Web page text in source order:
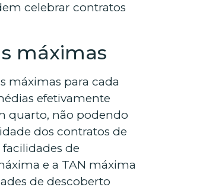
celebrar contratos
máximas
máximas para cada
efetivamente
quarto, não podendo
dos contratos de
de
e a TAN máxima
de descoberto